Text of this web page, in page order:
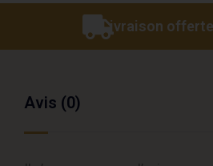
Livraison
Avis (0)